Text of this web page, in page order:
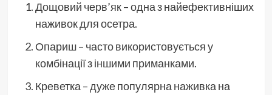
Дощовий черв’як – одна з найефективніших
наживок для осетра.
Опариш – часто використовується у
комбінації з іншими приманками.
Креветка – дуже популярна наживка на